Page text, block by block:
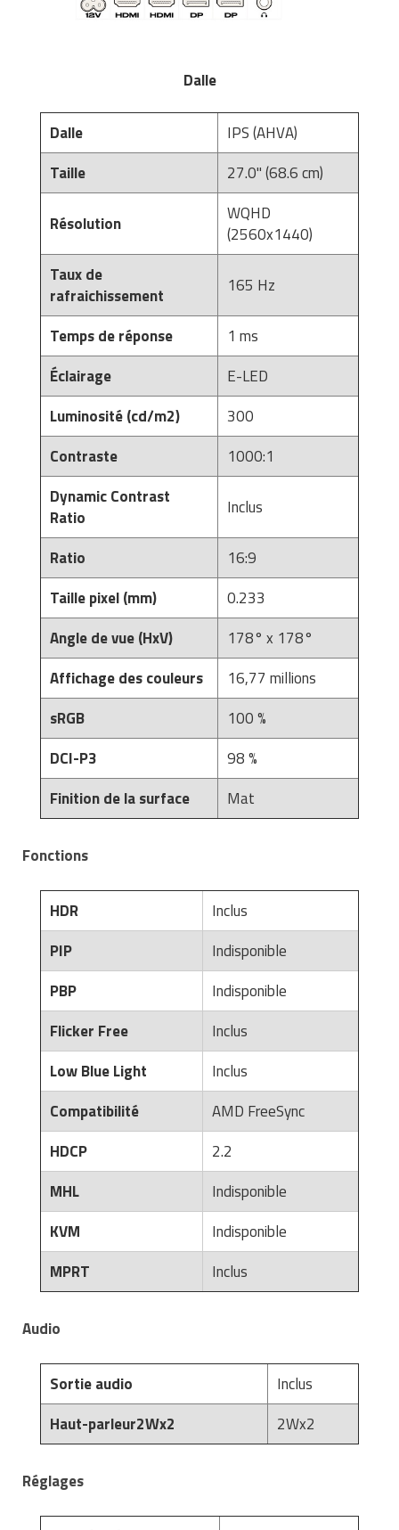
Dalle
Dalle
IPS (AHVA)
Taille
27.0'' (68.6 cm)
Résolution
WQHD
(2560x1440)
Taux de
rafraichissement
165 Hz
Temps de réponse
1 ms
Éclairage
E-LED
Luminosité (cd/m2)
300
Contraste
1000:1
Dynamic Contrast
Ratio
Inclus
Ratio
16:9
Taille pixel (mm)
0.233
Angle de vue (HxV)
178° x 178°
Affichage des couleurs
16,77 millions
sRGB
100 %
DCI-P3
98 %
Finition de la surface
Mat
Fonctions
HDR
Inclus
PIP
Indisponible
PBP
Indisponible
Flicker Free
Inclus
Low Blue Light
Inclus
Compatibilité
AMD FreeSync
HDCP
2.2
MHL
Indisponible
KVM
Indisponible
MPRT
Inclus
Audio
Sortie audio
Inclus
Haut-parleur2Wx2
2Wx2
Réglages